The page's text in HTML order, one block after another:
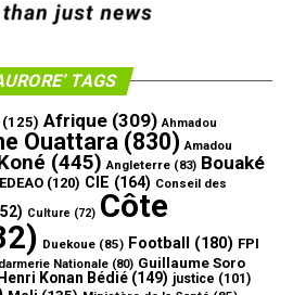
TAGS
(125) Afrique(309) Ahmadou
Ouattara (830) Amadou
(445) Angleterre(83) Bouaké
(120) CIE (164) Conseil des
Culture (72) Côte
Duekoue(85) Football (180) FPI
Nationale(80) Guillaume Soro
Henri Konan Bédié(149) justice (101)